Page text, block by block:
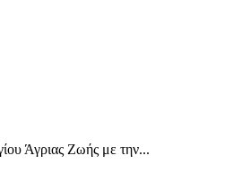
Άγριας Ζωής με την...